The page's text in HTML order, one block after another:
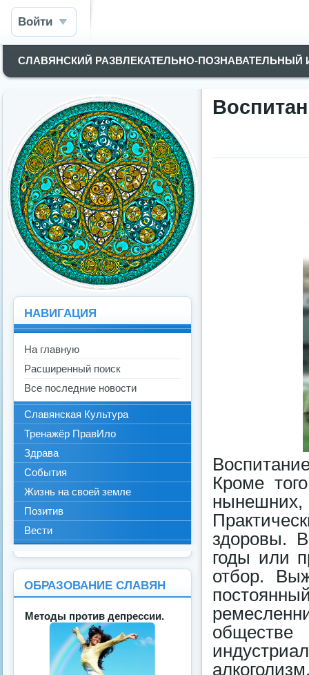
Войти
СЛАВЯНСКИЙ РАЗВЛЕКАТЕЛЬНО-
Кроме
здоровы.
годы или
отбор.
обществе
НАВИГАЦИЯ
На главную
Расширенный поиск
Все последние новости
Славянская Культура
Тренажёр ПравИло
Здрава
События
Жизнь на своей земле
Позитив
Вести
ОБРАЗОВАНИЕ СЛАВЯН
Методы против депрессии.